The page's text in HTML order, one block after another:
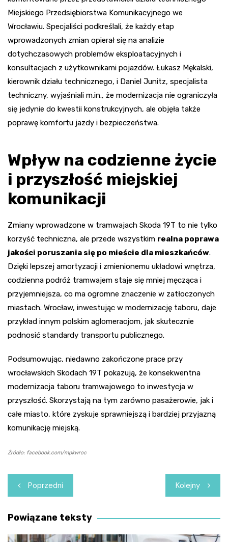
Miejskiego Przedsiębiorstwa Komunikacyjnego we
Wrocławiu. Specjaliści podkreślali, że każdy etap
wprowadzonych zmian opierał się na analizie
dotychczasowych problemów eksploatacyjnych i
konsultacjach z użytkownikami pojazdów. Łukasz Mękalski,
kierownik działu technicznego, i Daniel Junitz, specjalista
techniczny, wyjaśniali m.in., że modernizacja nie ograniczyła
się jedynie do kwestii konstrukcyjnych, ale objęła także
poprawę komfortu jazdy i bezpieczeństwa.
Wpływ na codzienne życie
i przyszłość miejskiej
komunikacji
Zmiany wprowadzone w tramwajach Skoda 19T to nie tylko
korzyść techniczna, ale przede wszystkim realna poprawa
jakości poruszania się po mieście dla mieszkańców.
Dzięki lepszej amortyzacji i zmienionemu układowi wnętrza,
codzienna podróż tramwajem staje się mniej męcząca i
przyjemniejsza, co ma ogromne znaczenie w zatłoczonych
miastach. Wrocław, inwestując w modernizację taboru, daje
przykład innym polskim aglomeracjom, jak skutecznie
podnosić standardy transportu publicznego.
Podsumowując, niedawno zakończone prace przy
wrocławskich Skodach 19T pokazują, że konsekwentna
modernizacja taboru tramwajowego to inwestycja w
przyszłość. Skorzystają na tym zarówno pasażerowie, jak i
całe miasto, które zyskuje sprawniejszą i bardziej przyjazną
komunikację miejską.
Źródło: facebook.com/mpkwroc
Nawigacja
wpisu
Poprzedni Kolejny
Powiązane teksty